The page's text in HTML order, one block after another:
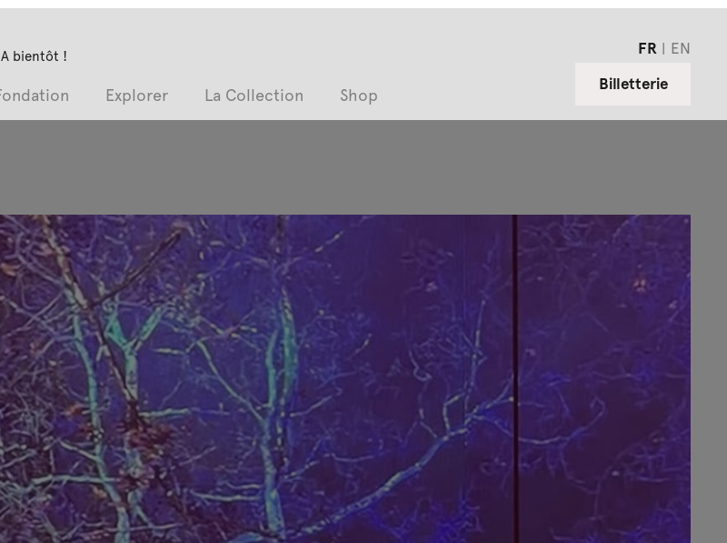
bientôt !
Explorer La Collection Shop
FR
EN
Billetterie